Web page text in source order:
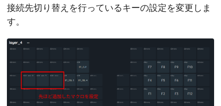
接続先切り替えを行っているキーの設定を変更しま
す。